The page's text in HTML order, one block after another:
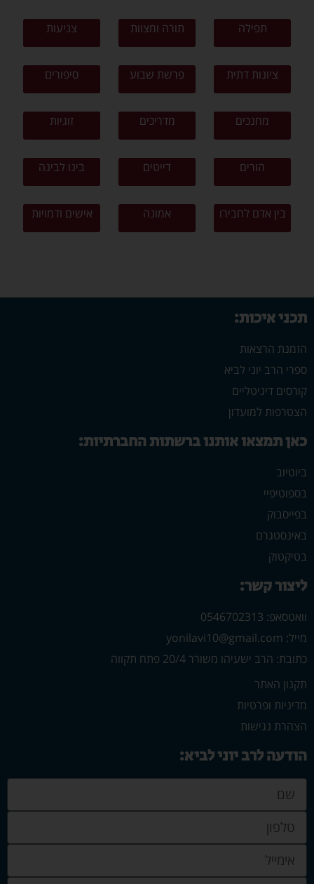
תפילה תורה ומצוות צניעות
ציונות דתית פרשת שבוע סיפורים
מחנכים מדריכים זוגיות
הורים דייטים בינו לבינה
בין אדם לחבירו אמונה אישים ודמויות
תכני איכות:
הזמנת הרצאות
ספרי הרב יוני לביא
קורסים דיגיטליים
הצטרפות למועדון
כאן תמצאו אותנו ברשתות החברתיות:
ביוטיוב
בספוטיפיי
בפייסבוק
באינסטגרם
בטיקטוק
ליצור קשר:
וואטסאפ: 0546702313
מייל: yonilavi10@gmail.com
כתובת: הרב ישעיהו משורר 20/4 פתח תקווה
תקנון האתר
מדיניות ופרטיות
הצהרת נגישות
הודעה לרב יוני לביא: